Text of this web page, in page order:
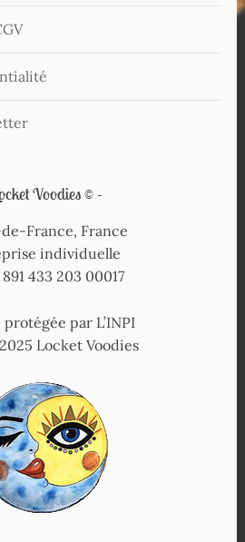
Voodies ©
France, France
individuelle
433 203 00017
par L’INPI
Locket Voodies